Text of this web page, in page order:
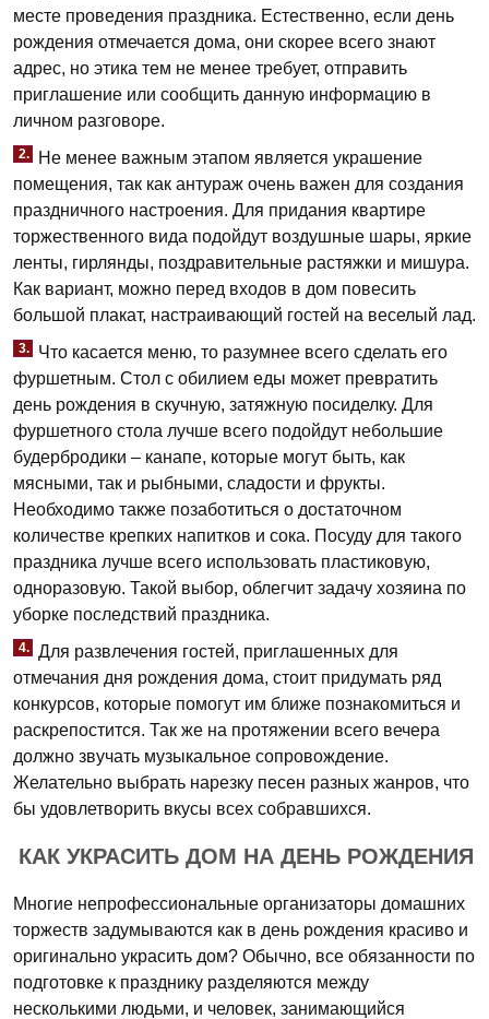
месте проведения праздника. Естественно, если день
рождения отмечается дома, они скорее всего знают
адрес, но этика тем не менее требует, отправить
приглашение или сообщить данную информацию в
личном разговоре.
2.
Не менее важным этапом является украшение
помещения, так как антураж очень важен для создания
праздничного настроения. Для придания квартире
торжественного вида подойдут воздушные шары, яркие
ленты, гирлянды, поздравительные растяжки и мишура.
Как вариант, можно перед входов в дом повесить
большой плакат, настраивающий гостей на веселый лад.
3.
Что касается меню, то разумнее всего сделать его
фуршетным. Стол с обилием еды может превратить
день рождения в скучную, затяжную посиделку. Для
фуршетного стола лучше всего подойдут небольшие
будербродики – канапе, которые могут быть, как
мясными, так и рыбными, сладости и фрукты.
Необходимо также позаботиться о достаточном
количестве крепких напитков и сока. Посуду для такого
праздника лучше всего использовать пластиковую,
одноразовую. Такой выбор, облегчит задачу хозяина по
уборке последствий праздника.
4. Для развлечения гостей, приглашенных для
отмечания дня рождения дома, стоит придумать ряд
конкурсов, которые помогут им ближе познакомиться и
раскрепостится. Так же на протяжении всего вечера
должно звучать музыкальное сопровождение.
Желательно выбрать нарезку песен разных жанров, что
бы удовлетворить вкусы всех собравшихся.
КАК УКРАСИТЬ ДОМ НА ДЕНЬ РОЖДЕНИЯ
Многие непрофессиональные организаторы домашних
торжеств задумываются как в день рождения красиво и
оригинально украсить дом? Обычно, все обязанности по
подготовке к празднику разделяются между
несколькими людьми, и человек, занимающийся